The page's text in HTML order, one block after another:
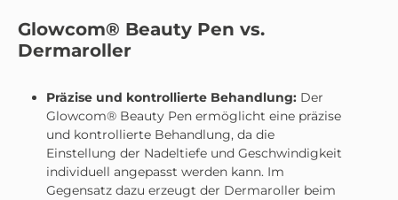
Glowcom® Beauty Pen vs.
Dermaroller
Präzise und kontrollierte Behandlung: Der
Glowcom® Beauty Pen ermöglicht eine präzise
und kontrollierte Behandlung, da die
Einstellung der Nadeltiefe und Geschwindigkeit
individuell angepasst werden kann. Im
Gegensatz dazu erzeugt der Dermaroller beim